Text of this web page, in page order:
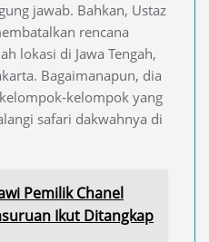
jawab. Bahkan, Ustaz
rencana
lokasi di Jawa Tengah,
Bagaimanapun, dia
kelompok yang
safari dakwahnya di
Pemilik Chanel
Ikut Ditangkap